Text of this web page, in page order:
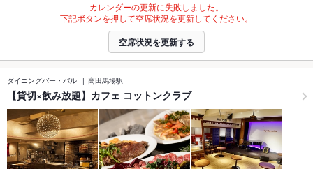
カレンダーの更新に失敗しました。
下記ボタンを押して空席状況を更新してください。
空席状況を更新する
ダイニングバー・バル 高田馬場駅
【貸切×飲み放題】カフェ コットンクラブ